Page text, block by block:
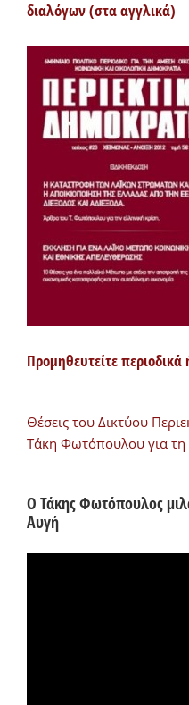
διαλόγων (στα αγγλικά)
Προμηθευτείτε
Θέσεις του Δικτύου
Τάκη Φωτόπουλου για
Ο Τάκης Φωτόπουλος
Αυγή